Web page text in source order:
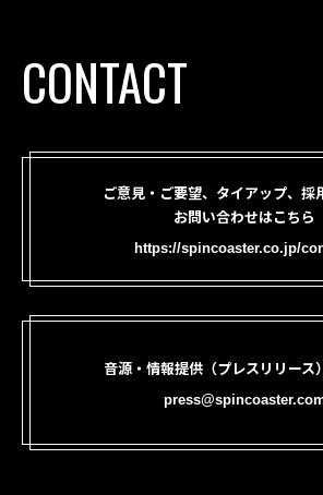
CONTACT
ご意見・ご要望、タイアップ、採
お問い合わせはこちら
https://spincoaster.co.jp/
音源・情報提供（プレスリリース